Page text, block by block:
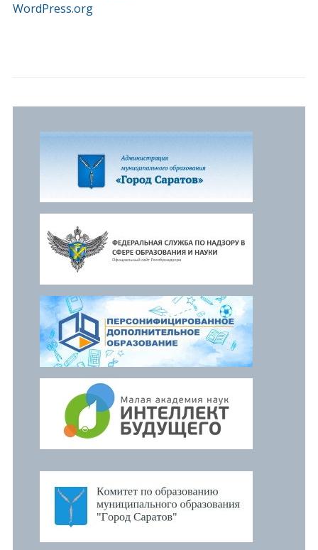
WordPress.org